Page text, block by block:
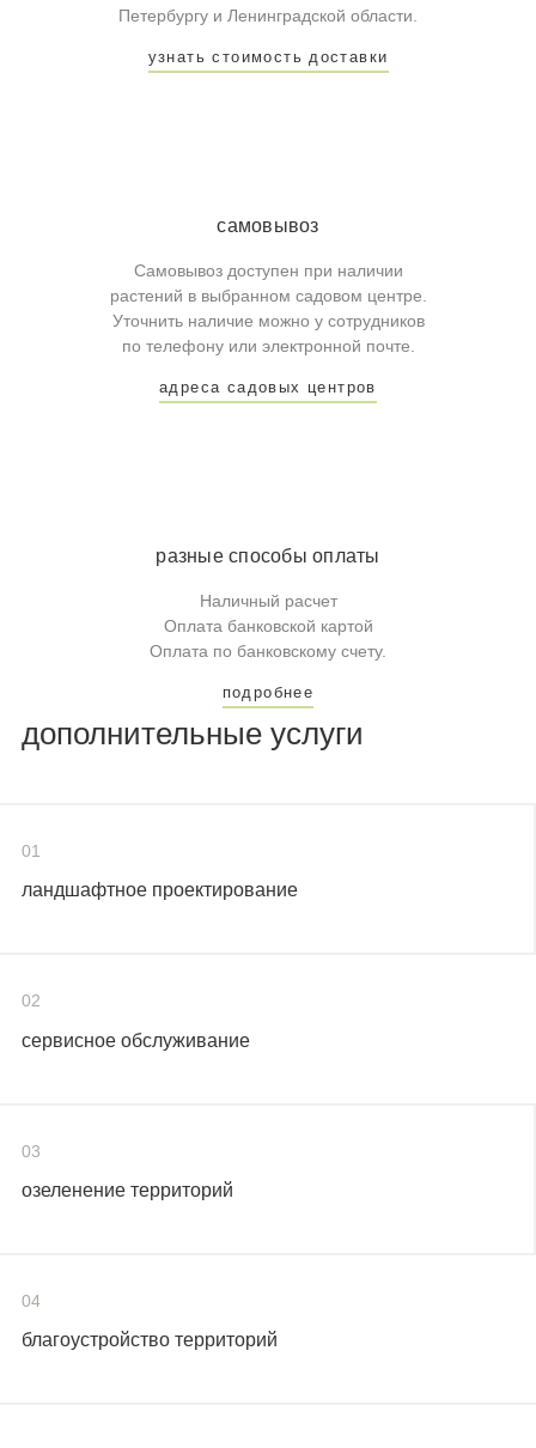
Петербургу и Ленинградской области.
узнать стоимость доставки
самовывоз
Самовывоз доступен при наличии
растений в выбранном садовом центре.
Уточнить наличие можно у сотрудников
по телефону или электронной почте.
адреса садовых центров
разные способы оплаты
Наличный расчет
Оплата банковской картой
Оплата по банковскому счету.
подробнее
дополнительные услуги
01
ландшафтное проектирование
02
сервисное обслуживание
03
озеленение территорий
04
благоустройство территорий